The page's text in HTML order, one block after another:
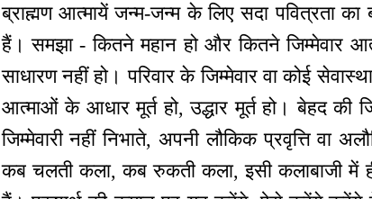
ब्राह्मण आत्मायें जन्म-जन्म के लिए सदा पवित्रता
हैं। समझा - कितने महान हो और कितने जिम्मेवार
साधारण नहीं हो। परिवार के जिम्मेवार वा कोई
आत्माओं के आधार मूर्त हो, उद्धार मूर्त हो। बेहद की
जिम्मेवारी नहीं निभाते, अपनी लौकिक प्रवृत्ति वा
कब चलती कला, कब रुकती कला, इसी कलाबाजी में